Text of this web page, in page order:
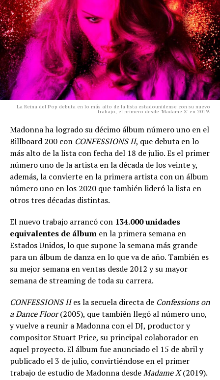
La Reina del Pop debuta en lo más alto de la lista estadounidense con su nuevo
trabajo, el primero desde 'Madame X' en 2019.
Madonna ha logrado su décimo álbum número uno en el
Billboard 200 con CONFESSIONS II, que debuta en lo
más alto de la lista con fecha del 18 de julio. Es el primer
número uno de la artista en la década de los veinte y,
además, la convierte en la primera artista con un álbum
número uno en los 2020 que también lideró la lista en
otros tres décadas distintas.
El nuevo trabajo arrancó con 134.000 unidades
equivalentes de álbum en la primera semana en
Estados Unidos, lo que supone la semana más grande
para un álbum de danza en lo que va de año. También es
su mejor semana en ventas desde 2012 y su mayor
semana de streaming de toda su carrera.
CONFESSIONS IIes la secuela directa de Confessions on
a Dance Floor(2005), que también llegó al número uno,
y vuelve a reunir a Madonna con el DJ, productor y
compositor Stuart Price, su principal colaborador en
aquel proyecto. El álbum fue anunciado el 15 de abril y
publicado el 3 de julio, convirtiéndose en el primer
trabajo de estudio de Madonna desdeMadame X(2019).